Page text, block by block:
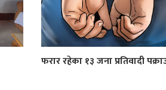
फरार रहेका १३ जना प्रतिवादी